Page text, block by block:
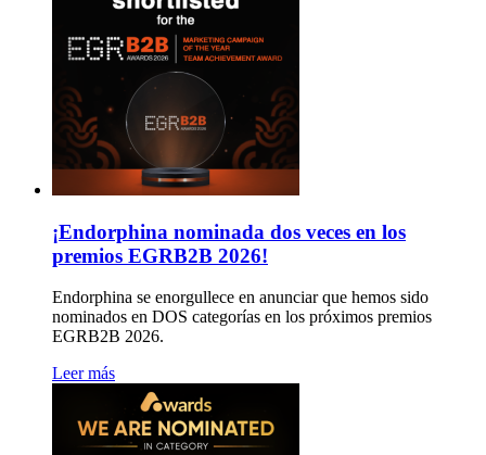
¡Endorphina nominada dos veces en los
premios EGRB2B 2026!
Endorphina se enorgullece en anunciar que hemos sido
nominados en DOS categorías en los próximos premios
EGRB2B 2026.
Leer más